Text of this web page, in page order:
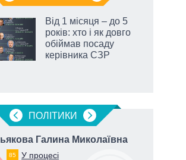
Від 1 місяця – до 5
років: хто і як довго
обіймав посаду
керівника СЗР
ПОЛIТИКИ
Галина Миколаївна
85 У процесі